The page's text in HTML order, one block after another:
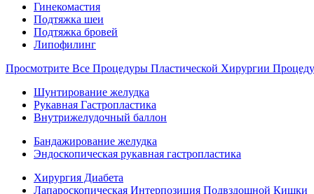
Гинекомастия
Подтяжка шеи
Подтяжка бровей
Липофилинг
Просмотрите Все Процедуры Пластической Хирургии
Шунтирование желудка
Рукавная Гастропластика
Внутрижелудочный баллон
Бандажирование желудка
Эндоскопическая рукавная гастропластика
Хирургия Диабета
Лапароскопическая Интерпозиция Подвздошной Кишки